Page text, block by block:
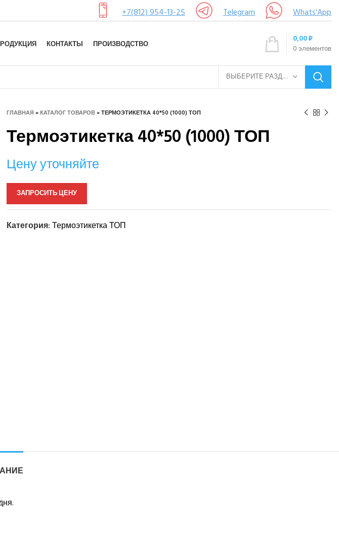
+7(812) 954-13-25 Telegram Whats'App
КОНТАКТЫ ПРОИЗВОДСТВО 0элементов
0,00₽
ВЫБЕРИТЕ РАЗДЕЛ
ГЛАВНАЯ»КАТАЛОГ ТОВАРОВ»ТЕРМОЭТИКЕТКА 40*50 (1000) ТОП
Термоэтикетка 40*50 (1000) ТОП
Цену уточняйте
ЗАПРОСИТЬ ЦЕНУ
Категория:Термоэтикетка ТОП